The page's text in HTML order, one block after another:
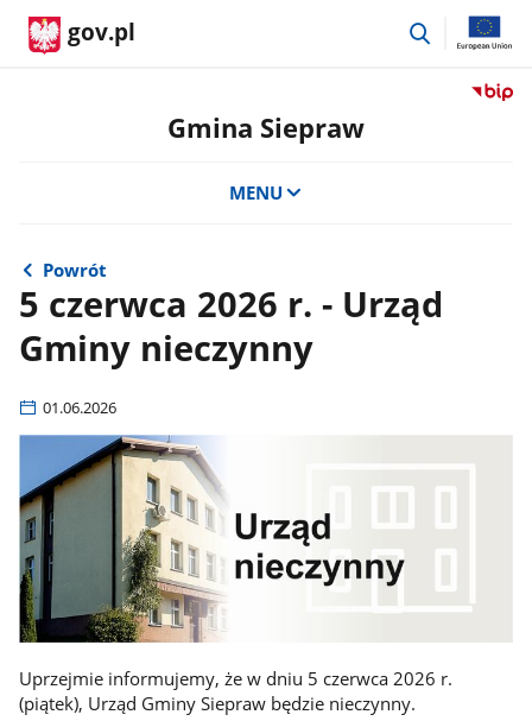
gov.pl
przejdź
Przejdź
Gmina Siepraw
MENU
Powrót
5 czerwca 2026 r. - Urząd
Gminy nieczynny
01.06.2026
Uprzejmie informujemy, że w dniu 5 czerwca 2026 r.
(piątek), Urząd Gminy Siepraw będzie nieczynny.